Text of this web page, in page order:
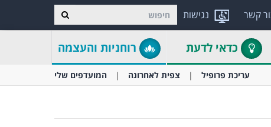
נגישות קשר
כדאי לדעת רוחניות והעצמה
עריכת פרופיל צפית לאחרונה המועדפים שלי